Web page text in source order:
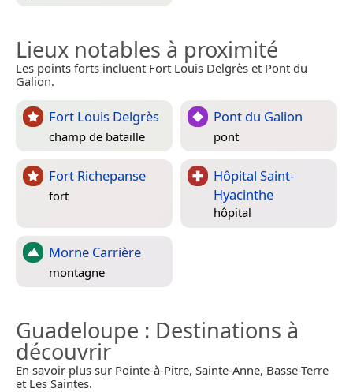
Lieux notables à proximité
Les points forts incluent Fort Louis Delgrès et Pont du
Galion.
Fort Louis Delgrès
champ de bataille
Pont du Galion
pont
Fort Richepanse
fort
Hôpital Saint-
Hyacinthe
hôpital
Morne Carrière
montagne
Guadeloupe : Destinations à
découvrir
En savoir plus sur Pointe-à-Pitre, Sainte-Anne, Basse-Terre
et Les Saintes.